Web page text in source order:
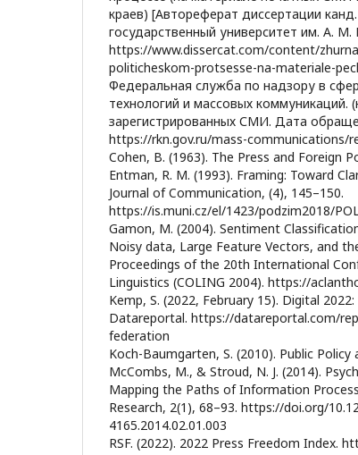
краев) [Автореферат диссертации
государственный университет им. А. М.
https://www.dissercat.com/content/
politicheskom-protsesse-na-materiale-
Федеральная служба по надзору в
технологий и массовых коммуникаций.
зарегистрированных СМИ. Дата
https://rkn.gov.ru/mass-communications/
Cohen, B. (1963). The Press and Foreign
Entman, R. M. (1993). Framing: Toward
Journal of Communication, (4), 145–150.
https://is.muni.cz/el/1423/podzim2018/
Gamon, M. (2004). Sentiment
Noisy data, Large Feature Vectors, and
Proceedings of the 20th International
Linguistics (COLING 2004). https://
Kemp, S. (2022, February 15). Digital
Datareportal. https://datareportal.com/
federation
Koch-Baumgarten, S. (2010). Public
McCombs, M., & Stroud, N. J. (2014).
Mapping the Paths of Information
Research, 2(1), 68–93. https://doi.org/
4165.2014.02.01.003
RSF. (2022). 2022 Press Freedom Index.